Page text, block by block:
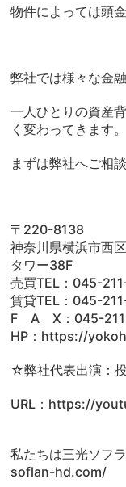
物件によっては頭
弊社では様々な金
一人ひとりの資産
く変わってきます。
まずは弊社へご相
〒220-8138
神奈川県横浜市西
タワー38F
売買TEL：045-
賃貸TEL：045-
F A X：045-
HP：https://
☆弊社代表出演：
URL：https://
私たちは三光ソフ
soflan-hd.com/